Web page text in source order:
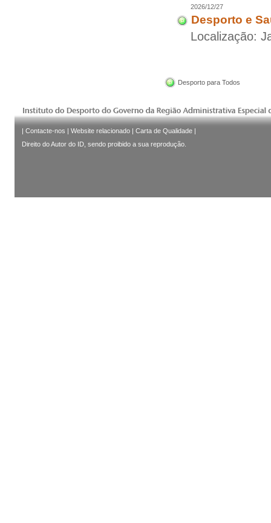
2026/12/27
Desporto e
Localização:
Desporto para Todos
Contacte-nos Website relacionado Carta de Qualidade
Direito do Autor do ID, sendo proibido a sua reprodução.